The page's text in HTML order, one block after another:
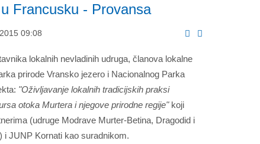
Francusku - Provansa
09:08
lokalnih nevladinih udruga, članova lokalne
prirode Vransko jezero i Nacionalnog Parka
"Oživljavanje lokalnih tradicijskih praksi
otoka Murtera i njegove prirodne regije"koji
(udruge Modrave Murter-Betina, Dragodid i
i JUNP Kornati kao suradnikom.